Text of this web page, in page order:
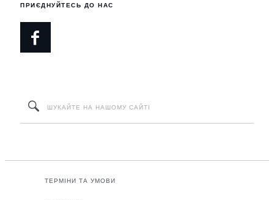
ПРИЄДНУЙТЕСЬ ДО НАС
ТЕРМІНИ ТА УМОВИ